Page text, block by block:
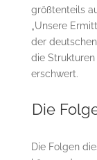
größtenteils
„Unsere
der
die
erschwert.
Die
Die Folgen